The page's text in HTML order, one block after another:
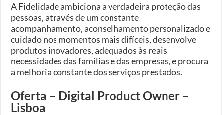
A Fidelidade ambiciona a verdadeira proteção das
pessoas, através de um constante
acompanhamento, aconselhamento personalizado e
cuidado nos momentos mais difíceis, desenvolve
produtos inovadores, adequados às reais
necessidades das famílias e das empresas, e procura
a melhoria constante dos serviços prestados.
Oferta – Digital Product Owner –
Lisboa